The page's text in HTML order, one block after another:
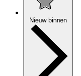
Nieuw binnen